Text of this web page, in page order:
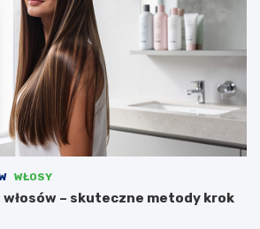
WŁOSY
włosów – skuteczne metody krok